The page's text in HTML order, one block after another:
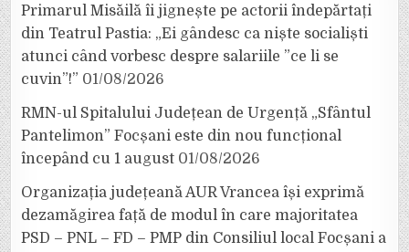
Primarul Misăilă îi jignește pe actorii îndepărtați
din Teatrul Pastia: „Ei gândesc ca niște socialiști
atunci când vorbesc despre salariile ”ce li se
cuvin”!” 01/08/2026
RMN-ul Spitalului Județean de Urgență „Sfântul
Pantelimon” Focșani este din nou funcțional
începând cu 1 august 01/08/2026
Organizația județeană AUR Vrancea își exprimă
dezamăgirea față de modul în care majoritatea
PSD – PNL – FD – PMP din Consiliul local Focșani a